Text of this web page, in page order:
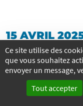
Ce site utilise des
que vous souhaitez
envoyer un message,
Tout accepter
15 AVRIL
Olivier Wiry
Pistes cyclables :